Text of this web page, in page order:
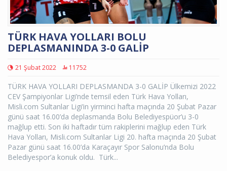
TÜRK HAVA YOLLARI BOLU
DEPLASMANINDA 3-0 GALİP
21 Şubat 2022 11752
TÜRK HAVA YOLLARI DEPLASMANDA 3-0 GALİP Ülkemizi 2022
CEV Şampiyonlar Ligi’nde temsil eden Türk Hava Yolları,
Misli.com Sultanlar Ligi’in yirminci hafta maçında 20 Şubat Pazar
günü saat 16.00’da deplasmanda Bolu Belediyespüor’u 3-0
mağlup etti. Son iki haftadır tüm rakiplerini mağlup eden Türk
Hava Yolları, Misli.com Sultanlar Ligi 20. hafta maçında 20 Şubat
Pazar günü saat 16.00’da Karaçayır Spor Salonu’nda Bolu
Belediyespor’a konuk oldu. Türk...